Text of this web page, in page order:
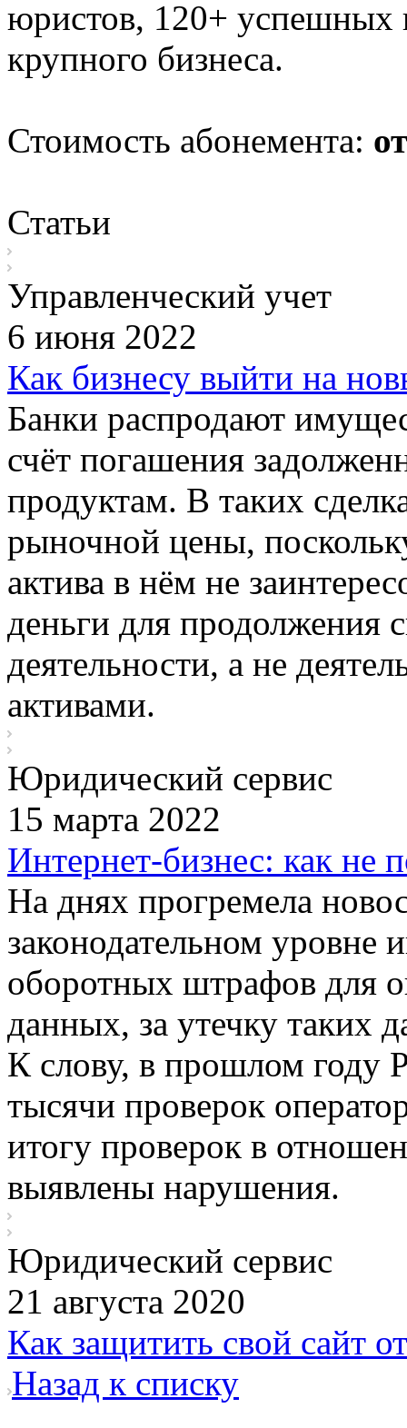
юристов, 120+ успешных
крупного бизнеса.
Стоимость абонемента:
Статьи
Управленческий учет
6 июня 2022
Как бизнесу выйти на
Банки распродают
счёт погашения
продуктам. В таких
рыночной цены,
актива в нём не
деньги для продолжения
деятельности, а не
активами.
Юридический сервис
15 марта 2022
Интернет-бизнес: как не
На днях прогремела
законодательном уровне
оборотных штрафов для
данных, за утечку таких
К слову, в прошлом году
тысячи проверок
итогу проверок в
выявлены нарушения.
Юридический сервис
21 августа 2020
Как защитить свой сайт
Назад к списку